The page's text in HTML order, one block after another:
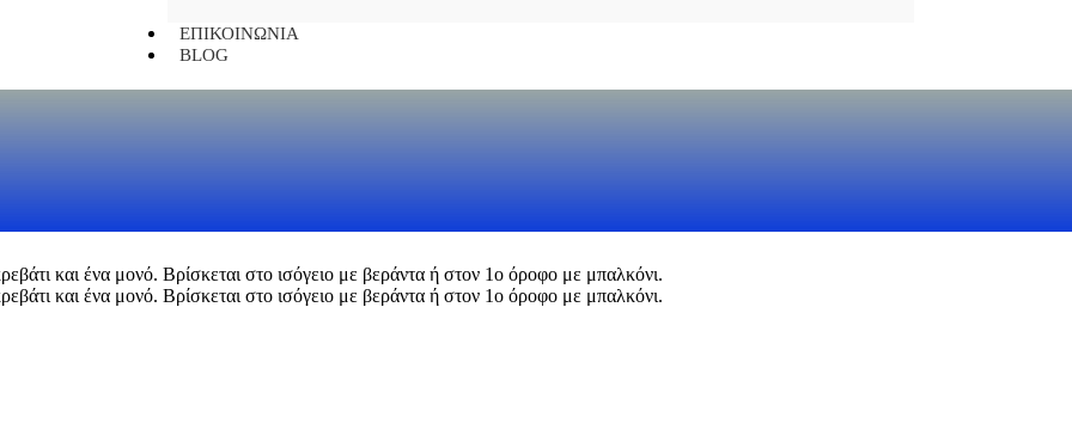
ΕΠΙΚΟΙΝΩΝΙΑ
BLOG
και ένα μονό. Βρίσκεται στο ισόγειο με βεράντα ή στον 1ο όροφο με μπαλκόνι.
και ένα μονό. Βρίσκεται στο ισόγειο με βεράντα ή στον 1ο όροφο με μπαλκόνι.